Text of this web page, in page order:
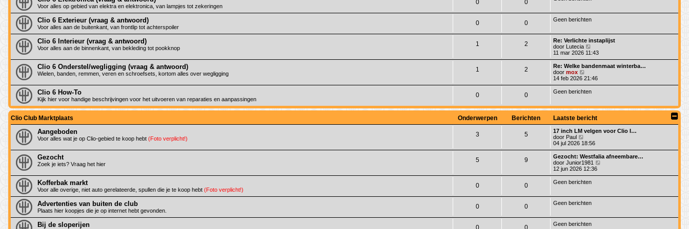
i
t
e
c
h
Voor alles op gebied van elektra en elektronica, van lampjes tot zekeringen
0 0
Clio 6 Exterieur (vraag & antwoord)
Voor alles aan de buitenkant, van frontlip tot achterspoiler
0 0 Geen berichten
Clio 6 Interieur (vraag & antwoord)
Voor alles aan de binnenkant, van bekleding tot pookknop
1 2
Re: Verlichte instaplijst
door Lutecia
e
k
i
k
a
s
e
b
e
i
c
h
t
11 mar 2026 11:43
Clio 6 Onderstel/wegligging (vraag & antwoord)
Wielen, banden, remmen, veren en schroefsets, kortom alles over wegligging
1 2
Re: Welke bandenmaat winterba…
door mox
e
k
i
l
a
a
t
s
e
b
e
r
i
c
h
14 feb 2026 21:46
Clio 6 How-To
Kijk hier voor handige beschrijvingen voor het uitvoeren van reparaties en aanpassingen
0 0 Geen berichten
Clio Club Marktplaats Onderwerpen Berichten Laatste bericht
Aangeboden
Voor alles wat je op Clio-gebied te koop hebt (Foto verplicht!)
3 5
17 inch LM velgen voor Clio I…
door Paul
e
k
i
j
k
a
a
s
t
b
e
04 jul 2026 18:56
Gezocht
Zoek je iets? Vraag het hier
5 9
Gezocht: Westfalia afneembare…
door Junior1981
k
l
t
12 jun 2026 12:36
Kofferbak markt
Voor alle overige, niet auto gerelateerde, spullen die je te koop hebt (Foto verplicht!)
0 0 Geen berichten
Advertenties van buiten de club
Plaats hier koopjes die je op internet hebt gevonden.
0 0 Geen berichten
Bij de sloperijen 0 0 Geen berichten